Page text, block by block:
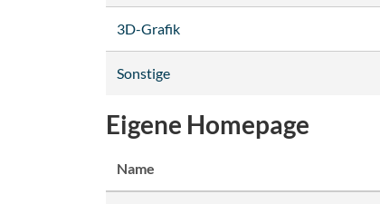
3D-Grafik
Sonstige
Eigene Homepage
Name